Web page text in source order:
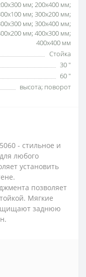
мм; 200x400 мм;
мм; 300x200 мм;
мм; 300x400 мм;
мм; 400x300 мм;
400x400 мм
Стойка
30 ″
60 ″
высота; поворот
- стильное и
любого
установить
позволяет
Мягкие
заднюю